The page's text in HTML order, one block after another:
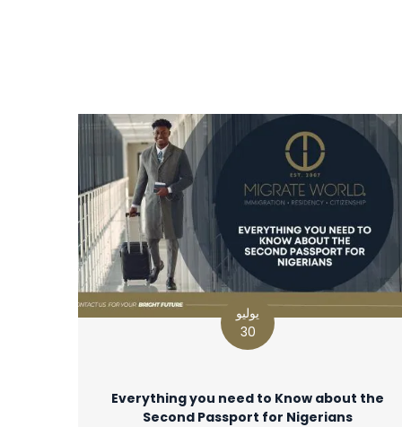
يوليو
30
Everything you need to Know about the
Second Passport for Nigerians